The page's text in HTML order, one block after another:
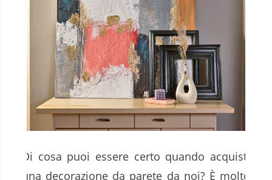
Di cosa puoi essere certo quando acquisti
una decorazione da parete da noi? È molto